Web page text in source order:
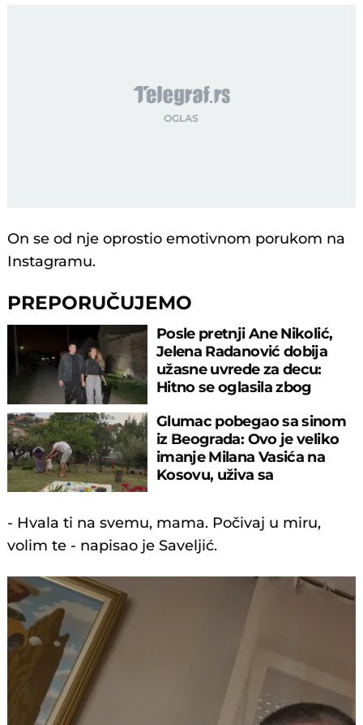
On se od nje oprostio emotivnom porukom na
Instagramu.
PREPORUČUJEMO
Posle pretnji Ane Nikolić,
Jelena Radanović dobija
užasne uvrede za decu:
Hitno se oglasila zbog
Glumac pobegao sa sinom
iz Beograda: Ovo je veliko
imanje Milana Vasića na
Kosovu, uživa sa
- Hvala ti na svemu, mama. Počivaj u miru,
volim te - napisao je Saveljić.